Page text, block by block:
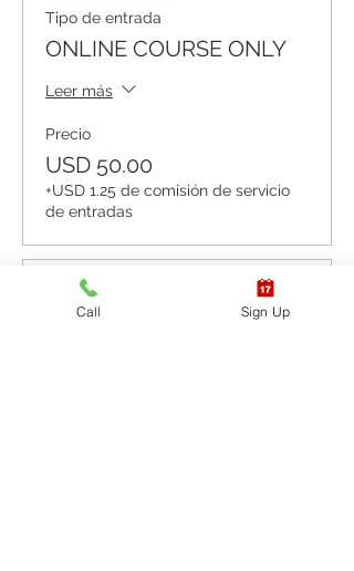
Tipo de entrada
ONLINE COURSE ONLY
Leer más
Precio
USD 50.00
+USD 1.25 de comisión de servicio
de entradas
Venta finalizada
Call Sign Up